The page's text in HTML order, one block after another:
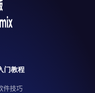
门教程
件技巧